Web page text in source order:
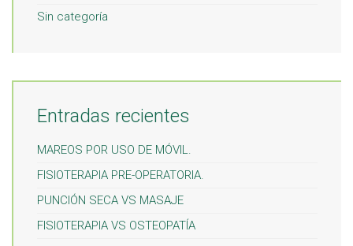
Sin categoría
Entradas recientes
MAREOS POR USO DE MÓVIL.
FISIOTERAPIA PRE-OPERATORIA.
PUNCIÓN SECA VS MASAJE
FISIOTERAPIA VS OSTEOPATÍA